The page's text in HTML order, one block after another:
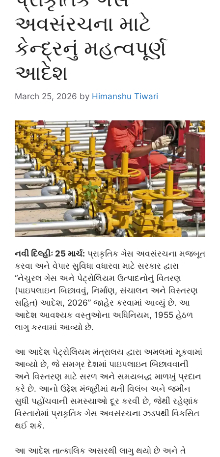
અવસંરચના માટે
કેન્દ્રનું મહત્વપૂર્ણ
આદેશ
March 25, 2026 by Himanshu Tiwari
નવી દિલ્હીઃ 25 માર્ચ: પ્રાકૃતિક ગેસ અવસંરચના મજબૂત
કરવા અને વેપાર સુવિધા વધારવા માટે સરકાર દ્વારા
“નેચુરલ ગેસ અને પેટ્રોલિયમ ઉત્પાદનોનું વિતરણ
(પાઇપલાઇન બિછાવવું, નિર્માણ, સંચાલન અને વિસ્તરણ
સહિત) આદેશ, 2026” જાહેર કરવામાં આવ્યું છે. આ
આદેશ આવશ્યક વસ્તુઓના અધિનિયમ, 1955 હેઠળ
લાગુ કરવામાં આવ્યો છે.
આ આદેશ પેટ્રોલિયમ મંત્રાલય દ્વારા અમલમાં મૂકવામાં
આવ્યો છે, જે સમગ્ર દેશમાં પાઇપલાઇન બિછાવવાની
અને વિસ્તરણ માટે સરળ અને સમયબદ્ધ માળખું પ્રદાન
કરે છે. આનો ઉદ્દેશ મંજૂરીમાં થતી વિલંબ અને જમીન
સુધી પહોંચવાની સમસ્યાઓ દૂર કરવી છે, જેથી રહેણાંક
વિસ્તારોમાં પ્રાકૃતિક ગેસ અવસંરચના ઝડપથી વિકસિત
થઈ શકે.
આ આદેશ તાત્કાલિક અસરથી લાગુ થયો છે અને તે